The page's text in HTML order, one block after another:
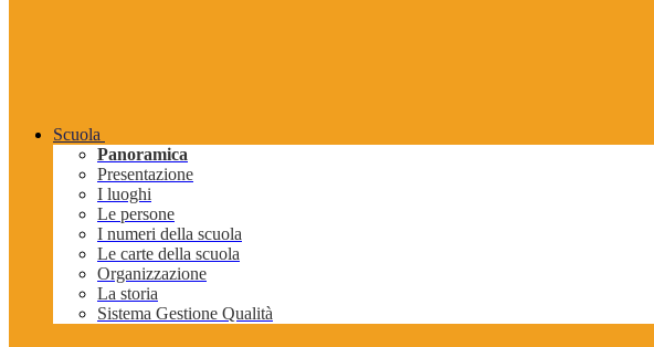
Scuola
Panoramica
Presentazione
I luoghi
Le persone
I numeri della scuola
Le carte della scuola
Organizzazione
La storia
Sistema Gestione Qualità